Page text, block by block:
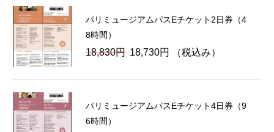
パリミュージアムパスEチケット2日券（4
8時間）
18,830円 元
価
は
18,730円
現
の
格
（税込み）
パリミュージアムパスEチケット4日券（9
6時間）